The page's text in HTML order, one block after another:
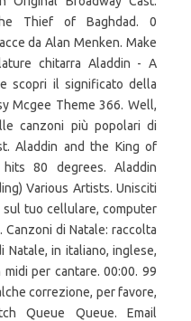
Thief of Baghdad. 0
da Alan Menken. Make
chitarra Aladdin - A
scopri il significato della
Mcgee Theme 366. Well,
canzoni più popolari di
Aladdin and the King of
80 degrees. Aladdin
Various Artists. Unisciti
sul tuo cellulare, computer
Canzoni di Natale: raccolta
in italiano, inglese,
per cantare. 00:00. 99
correzione, per favore,
Queue Queue. Email